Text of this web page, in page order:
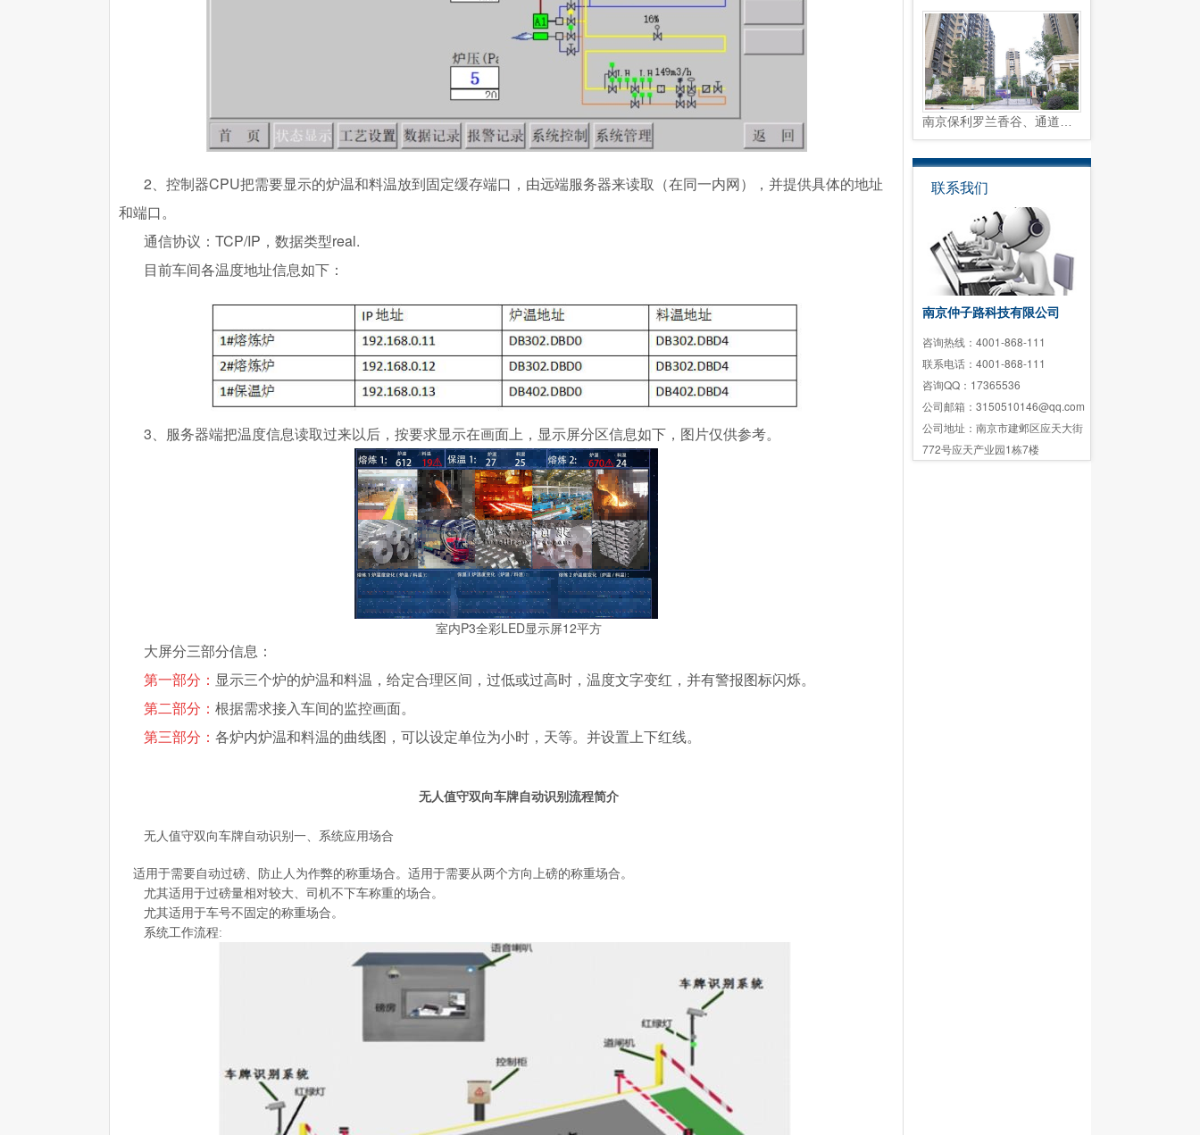
联系我们
南京仲子路科技有限公司
咨询热线：4001-868-111
联系电话：4001-868-111
咨询QQ：17365536
公司邮箱：3150510146@qq.com
公司地址：南京市建邺区应天大街
772号应天产业园1栋7楼
2、控制器CPU把需要显示的炉温和料温放到固定缓存端口，由远端服务器来读取（在同一内网），并提供具体的地址
和端口。
通信协议：TCP/IP，数据类型real.
目前车间各温度地址信息如下：
3、服务器端把温度信息读取过来以后，按要求显示在画面上，显示屏分区信息如下，图片仅供参考。
室内P3全彩LED显示屏12平方
大屏分三部分信息：
第一部分： 显示三个炉的炉温和料温，给定合理区间，过低或过高时，温度文字变红，并有警报图标闪烁。
第二部分： 根据需求接入车间的监控画面。
第三部分： 各炉内炉温和料温的曲线图，可以设定单位为小时，天等。并设置上下红线。
无人值守双向车牌自动识别 流程简介
无人值守双向车牌自动识别一、系统应用场合
适用于需要自动过磅、防止人为作弊的称重场合。适用于需要从两个方向上磅的称重场合。
尤其适用于过磅量相对较大、司机不下车称重的场合。
尤其适用于车号不固定的称重场合。
系统工作流程: